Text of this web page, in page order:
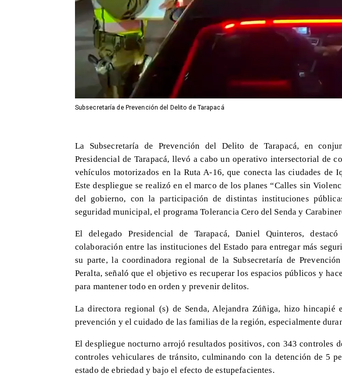
Subsecretaría de Prevención del Delito de Tarapacá
La Subsecretaría de Prevención del Delito de Tarapacá, en
Presidencial de Tarapacá, llevó a cabo un operativo intersectorial de
vehículos motorizados en la Ruta A-16, que conecta las ciudades de
Este despliegue se realizó en el marco de los planes “Calles sin
del gobierno, con la participación de distintas instituciones
seguridad municipal, el programa Tolerancia Cero del Senda y
El delegado Presidencial de Tarapacá, Daniel Quinteros,
colaboración entre las instituciones del Estado para entregar más
su parte, la coordinadora regional de la Subsecretaría de
Peralta, señaló que el objetivo es recuperar los espacios públicos y
para mantener todo en orden y prevenir delitos.
La directora regional (s) de Senda, Alejandra Zúñiga, hizo hincapié
prevención y el cuidado de las familias de la región, especialmente
El despliegue nocturno arrojó resultados positivos, con 343 controles
controles vehiculares de tránsito, culminando con la detención de 5
estado de ebriedad y bajo el efecto de estupefacientes.